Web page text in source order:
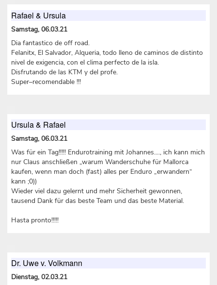
Rafael & Ursula
Samstag, 06.03.21
Dia fantastico de off road.
Felanitx, El Salvador, Alqueria, todo lleno de caminos de distinto
nivel de exigencia, con el clima perfecto de la isla.
Disfrutando de las KTM y del profe.
Super–recomendable !!!
Ursula & Rafael
Samstag, 06.03.21
Was für ein Tag!!!!! Endurotraining mit Johannes...., ich kann mich
nur Claus anschließen „warum Wanderschuhe für Mallorca
kaufen, wenn man doch (fast) alles per Enduro „erwandern“
kann ;0))
Wieder viel dazu gelernt und mehr Sicherheit gewonnen,
tausend Dank für das beste Team und das beste Material.
Hasta pronto!!!!!
Dr. Uwe v. Volkmann
Dienstag, 02.03.21